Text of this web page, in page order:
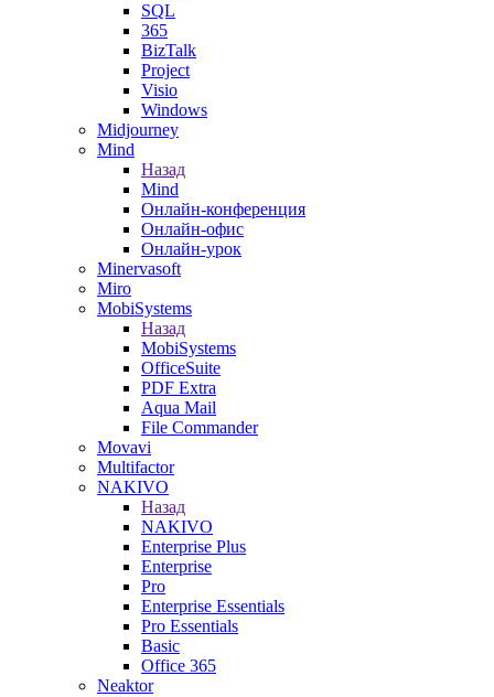
SQL
365
BizTalk
Project
Visio
Windows
Midjourney
Mind
Назад
Mind
Онлайн-конференция
Онлайн-офис
Онлайн-урок
Minervasoft
Miro
MobiSystems
Назад
MobiSystems
OfficeSuite
PDF Extra
Aqua Mail
File Commander
Movavi
Multifactor
NAKIVO
Назад
NAKIVO
Enterprise Plus
Enterprise
Pro
Enterprise Essentials
Pro Essentials
Basic
Office 365
Neaktor